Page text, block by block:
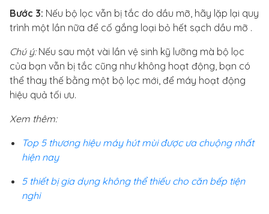
Bước 3: Nếu bộ lọc vẫn bị tắc do dầu mỡ, hãy lặp lại quy
trình một lần nữa để cố gắng loại bỏ hết sạch dầu mỡ .
Chú ý:Nếu sau một vài lần vệ sinh kỹ lưỡng mà bộ lọc
của bạn vẫn bị tắc cũng như không hoạt động, bạn có
thể thay thế bằng một bộ lọc mới, để máy hoạt động
hiệu quả tối ưu.
Xem thêm:
Top 5 thương hiệu máy hút mùi được ưa chuộng nhất
hiện nay
5 thiết bị gia dụng không thể thiếu cho căn bếp tiện
nghi